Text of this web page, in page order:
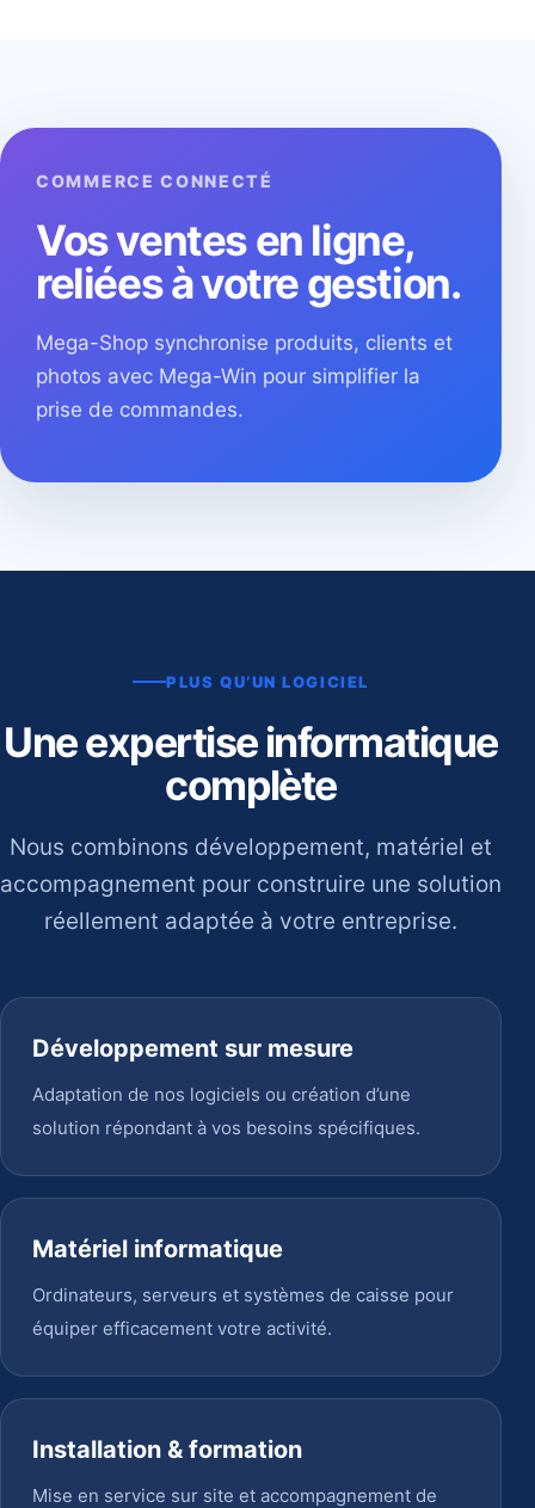
COMMERCE CONNECTÉ
Vos ventes en ligne,
reliées à votre gestion.
Mega-Shop synchronise produits, clients et
photos avec Mega-Win pour simplifier la
prise de commandes.
PLUS QU’UN LOGICIEL
Une expertise informatique
complète
Nous combinons développement, matériel et
accompagnement pour construire une solution
réellement adaptée à votre entreprise.
Développement sur mesure
Adaptation de nos logiciels ou création d’une
solution répondant à vos besoins spécifiques.
Matériel informatique
Ordinateurs, serveurs et systèmes de caisse pour
équiper efficacement votre activité.
Installation & formation
Mise en service sur site et accompagnement de